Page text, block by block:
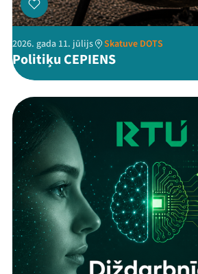
2026. gada 11. jūlijs Skatuve DOTS
Politiķu CEPIENS